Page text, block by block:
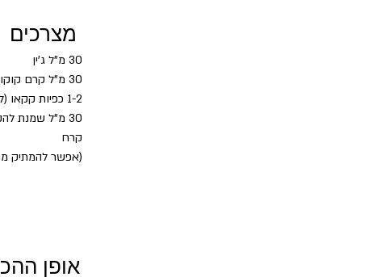
מצרכים
30 מ"ל ג'ין
30 מ"ל קרם קוקוס
1-2 כפיות קקאו (לא ממותק)
30 מ"ל שמנת להקצפה 38%
קרח
(אפשר להמתיק
אופן